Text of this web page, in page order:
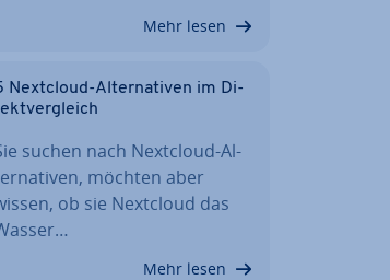
Mehr lesen
Nextcloud-Al­ter­na­ti­ven im Di­
suchen nach Nextcloud-Al­
möchten aber
ob sie Nextcloud das
Mehr lesen